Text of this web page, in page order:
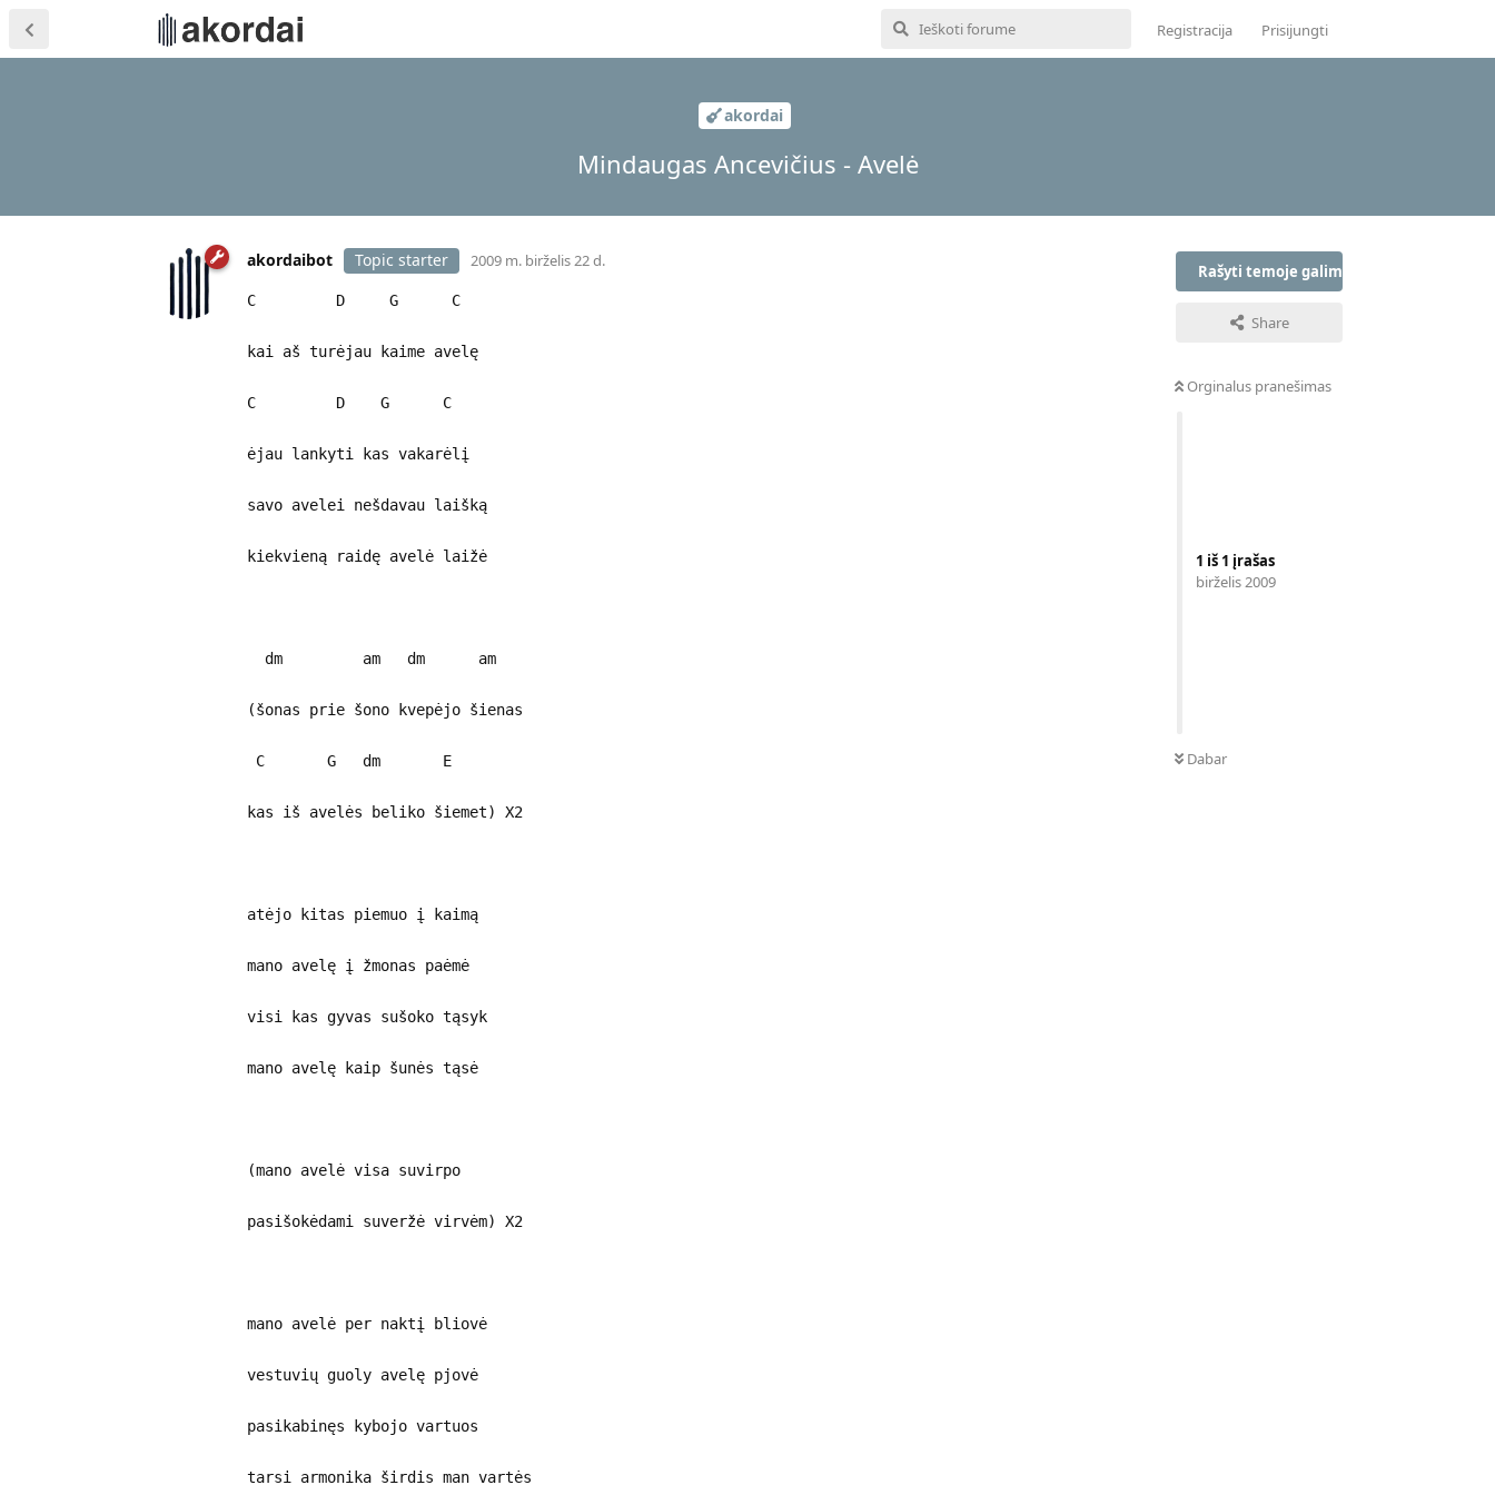
Registracija Prisijungti
akordai
Mindaugas Ancevičius - Avelė
Rašyti temoje galima tik prisijungus
Share
Orginalus pranešimas
1 iš 1 įrašas
birželis 2009
Dabar
akordaibot Topic starter 2009 m. birželis 22 d.
C D G C
kai aš turėjau kaime avelę
C D G C
ėjau lankyti kas vakarėlį
savo avelei nešdavau laišką
kiekvieną raidę avelė laižė
dm am dm am
(šonas prie šono kvepėjo šienas
C G dm E
kas iš avelės beliko šiemet) X2
atėjo kitas piemuo į kaimą
mano avelę į žmonas paėmė
visi kas gyvas sušoko tąsyk
mano avelę kaip šunės tąsė
(mano avelė visa suvirpo
pasišokėdami suveržė virvėm) X2
mano avelė per naktį bliovė
vestuvių guoly avelę pjovė
pasikabinęs kybojo vartuos
tarsi armonika širdis man vartės